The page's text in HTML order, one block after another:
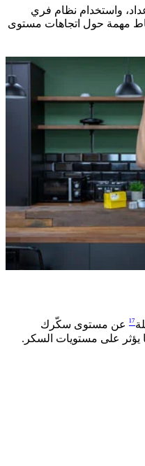
واستخدام نظام فري
مهمة حول اتجاهات مستوى
¹⁷ عن مستوى سكّرك
على مستويات السكر.